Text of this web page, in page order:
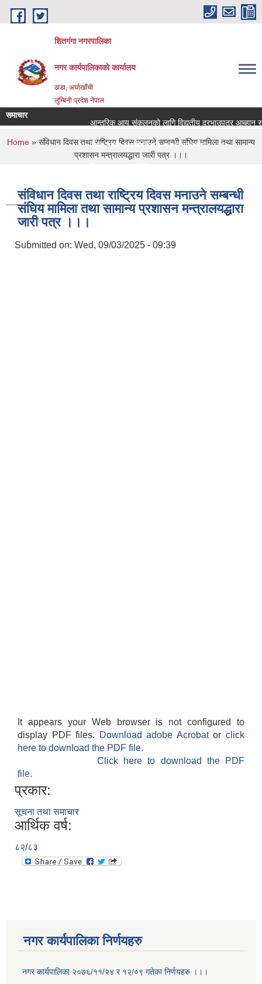
Skip to main content
शितगंगा नगरपालिका
नगर कार्यपालिकाकाे कार्यालय
ठाडा, अर्घाखाँची
लुम्बिनी प्रदेश नेपाल
समाचार
आन्तरिक आय संकलनको लागि विद्युतीय दरभाउपत्र आब्हान
रिक्त पदमा स्थायी शिक्षक सरुवा सम्बन्धमा ।।।
You are here
Home » संविधान दिवस तथा राष्ट्रिय दिवस मनाउने सम्बन्धी संघिय मामिला तथा सामान्य
प्रशासन मन्त्रालयद्धारा जारी पत्र ।।।
संविधान दिवस तथा राष्ट्रिय दिवस मनाउने सम्बन्धी
संघिय मामिला तथा सामान्य प्रशासन मन्त्रालयद्धारा
जारी पत्र ।।।
Submitted on: Wed, 09/03/2025 - 09:39
It appears your Web browser is not configured to
display PDF files.
Download adobe Acrobatorclick
here to download the PDF file.
Click here to download the PDF
file.
प्रकार:
सूचना तथा समाचार
आर्थिक वर्ष:
८२/८३
नगर कार्यपालिका निर्णयहरु
नगर कार्यपालिका २०७६/११/२४ र १२/०९ गतेका निर्णयहरु ।।।